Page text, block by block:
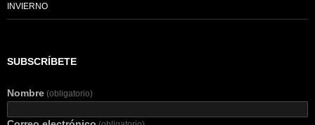
INVIERNO
SUBSCRÍBETE
Nombre (obligatorio)